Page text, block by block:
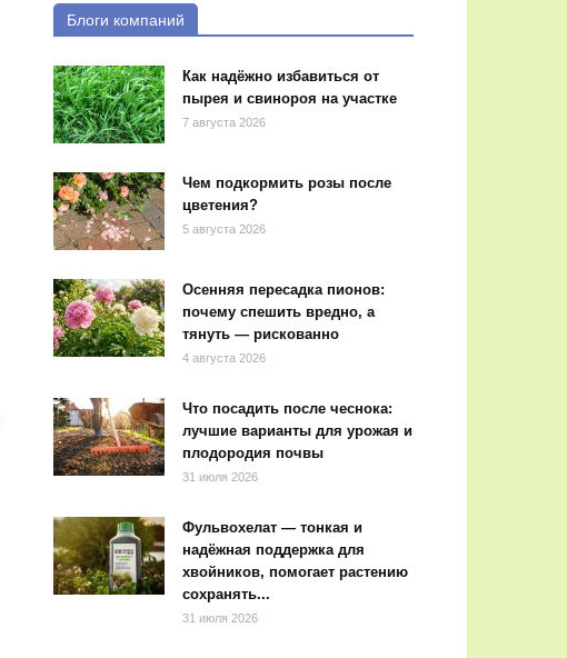
Блоги компаний
Как надёжно избавиться от
пырея и свинороя на участке
7 августа 2026
Чем подкормить розы после
цветения?
5 августа 2026
Осенняя пересадка пионов:
почему спешить вредно, а
тянуть — рискованно
4 августа 2026
Что посадить после чеснока:
лучшие варианты для урожая и
плодородия почвы
31 июля 2026
Фульвохелат — тонкая и
надёжная поддержка для
хвойников, помогает растению
сохранять...
31 июля 2026